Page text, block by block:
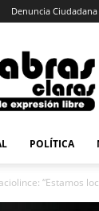
Denuncia Ciudadana
POLÍTICA
“Estamos